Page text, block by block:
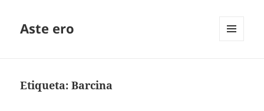
Aste ero
Etiqueta:Barcina